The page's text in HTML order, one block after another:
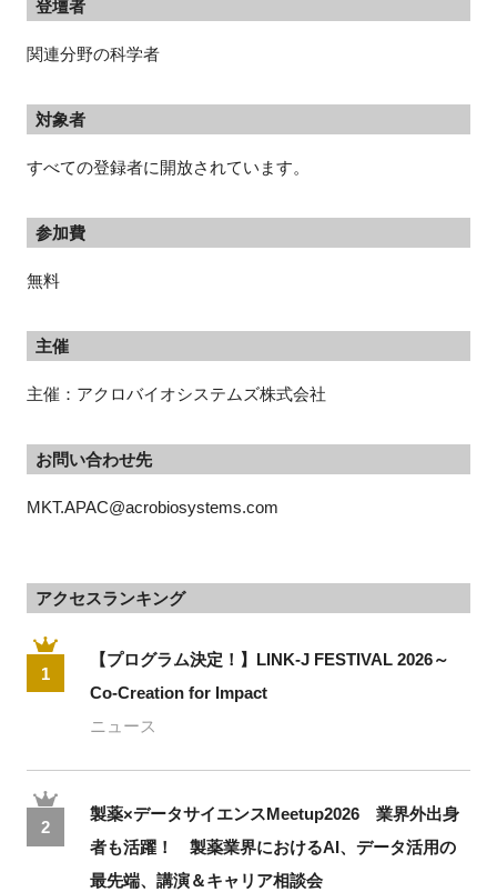
登壇者
関連分野の科学者
対象者
すべての登録者に開放されています。
参加費
無料
主催
主催：アクロバイオシステムズ株式会社
お問い合わせ先
MKT.APAC@acrobiosystems.com
アクセスランキング
1
【プログラム決定！】LINK-J FESTIVAL 2026～
Co-Creation for Impact
ニュース
2
製薬×データサイエンスMeetup2026 業界外出身
者も活躍！ 製薬業界におけるAI、データ活用の
最先端、講演＆キャリア相談会